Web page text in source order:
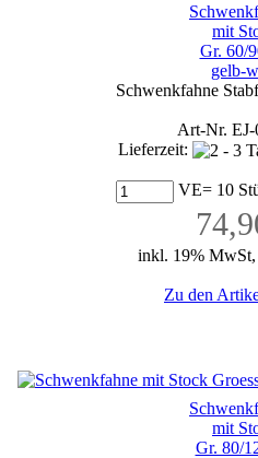
mit
Gr. 60/
gelb-
Schwenkfahne
Art-Nr. EJ-
Lieferzeit:
VE= 10
inkl. 19% MwSt,
Zu den
mit
Gr. 80/